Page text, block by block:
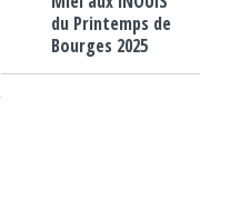
du Printemps de
Bourges 2025